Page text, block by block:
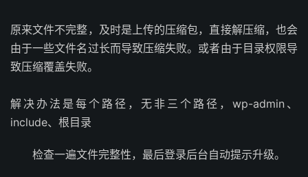
原来文件不完整，及时是上传的压缩包，直接解压缩，也会
由于一些文件名过长而导致压缩失败。或者由于目录权限导
致压缩覆盖失败。
解决办法是每个路径，无非三个路径，wp-admin、
include、根目录
检查一遍文件完整性，最后登录后台自动提示升级。